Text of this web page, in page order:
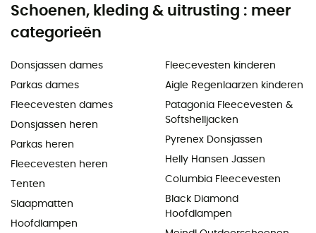
Schoenen, kleding & uitrusting : meer
categorieën
Donsjassen dames
Parkas dames
Fleecevesten dames
Donsjassen heren
Parkas heren
Fleecevesten heren
Tenten
Slaapmatten
Hoofdlampen
Fleecevesten kinderen
Aigle Regenlaarzen kinderen
Patagonia Fleecevesten &
Softshelljacken
Pyrenex Donsjassen
Helly Hansen Jassen
Columbia Fleecevesten
Black Diamond
Hoofdlampen